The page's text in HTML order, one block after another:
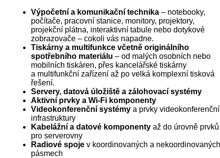
Výpočetní a komunikační technika – notebooky,
počítače, pracovní stanice, monitory, projektory,
projekční plátna, interaktivní tabule nebo dotykové
zobrazovače – cokoli vás napadne.
Tiskárny a multifunkce včetně originálního
spotřebního materiálu – od malých osobních nebo
mobilních tiskáren, přes kancelářské tiskárny
a multifunkční zařízení až po velká komplexní tisková
řešení.
Servery, datová úložiště a zálohovací systémy
Aktivní prvky a Wi-Fi komponenty
Videokonferenční systémy a prvky videokonferenční
infrastruktury
Kabelážní a datové komponenty až do úrovně prvků
pro serverovny
Radiové spoje v koordinovaných a nekoordinovaných
pásmech